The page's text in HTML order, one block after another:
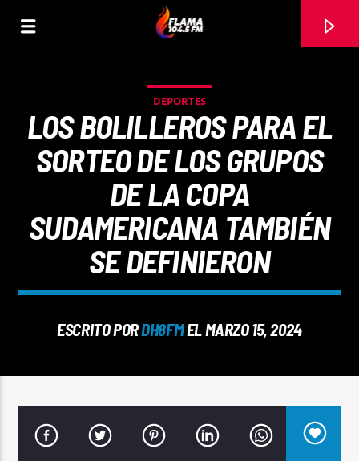
TÍTULO
DEPORTES
LOS BOLILLEROS PARA EL
SORTEO DE LOS GRUPOS
DE LA COPA
SUDAMERICANA TAMBIÉN
SE DEFINIERON
ESCRITO PORDH8FMEL MARZO 15, 2024